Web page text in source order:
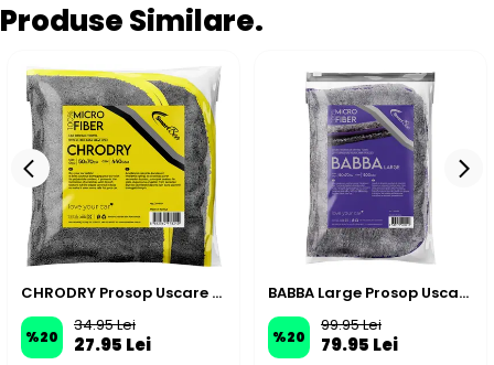
Produse Similare.
CHRODRY Prosop Uscare Auto din Microfibră 50x70cm 440GSM – Antracit
%20
34.95 Lei
27.95 Lei
BABBA Large Prosop Uscare Auto din Microfibră cu Două Straturi 50x70 1300GSM – Gri Închis
%20
99.95 Lei
79.95 Lei